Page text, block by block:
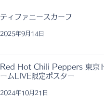
ティファニースカーフ
2025年9月14日
Red Hot Chili Peppers 東京ド
ームLIVE限定ポスター
2024年10月21日